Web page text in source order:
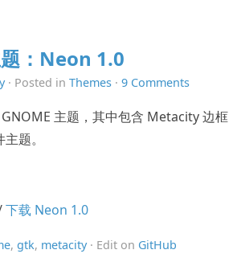
：Neon 1.0
· Posted in Themes · 9 Comments
主题，其中包含 Metacity 边框
题。
下载 Neon 1.0
, gtk, metacity· Edit on GitHub